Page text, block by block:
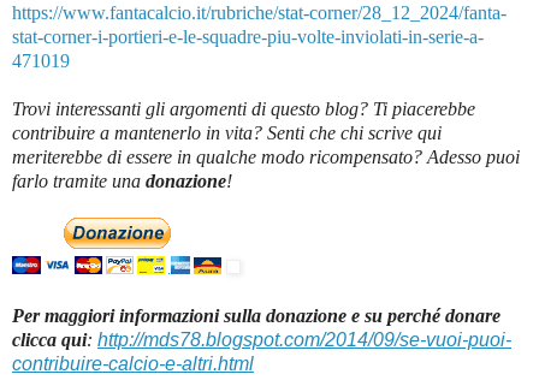
https://www.fantacalcio.it/rubriche/stat-corner/28_12_2024/fanta-
stat-corner-i-portieri-e-le-squadre-piu-volte-inviolati-in-serie-a-
471019
Trovi interessanti gli argomenti di questo blog? Ti piacerebbe
contribuire a mantenerlo in vita? Senti che chi scrive qui
meriterebbe di essere in qualche modo ricompensato? Adesso puoi
farlo tramite una donazione!
Per maggiori informazioni sulla donazione e su perché donare
clicca qui: http://mds78.blogspot.com/2014/09/se-vuoi-puoi-
contribuire-calcio-e-altri.html